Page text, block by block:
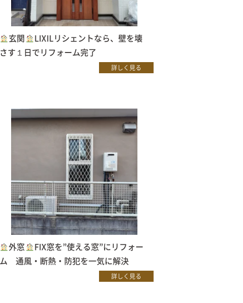
玄関
LIXILリシェントなら、壁を壊
さす１日でリフォーム完了
詳しく見る
外窓
FIX窓を”使える窓”にリフォー
ム 通風・断熱・防犯を一気に解決
詳しく見る